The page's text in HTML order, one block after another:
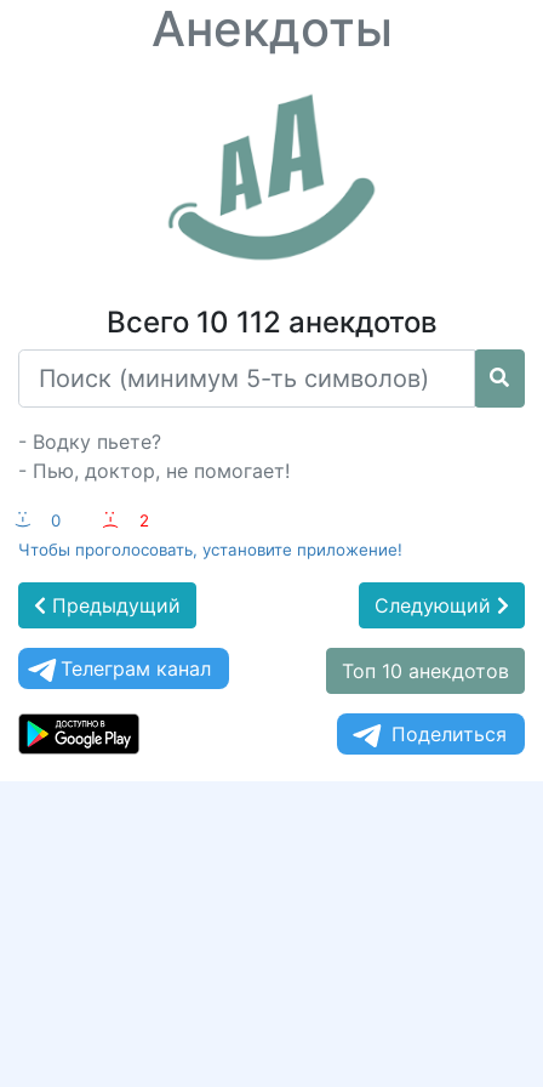
Анекдоты
Всего 10 112 анекдотов
- Водку пьете?
- Пью, доктор, не помогает!
:-) 0 :-(
2
Чтобы проголосовать, установите приложение!
Предыдущий Следующий
Телеграм канал Топ 10 анекдотов
Поделиться